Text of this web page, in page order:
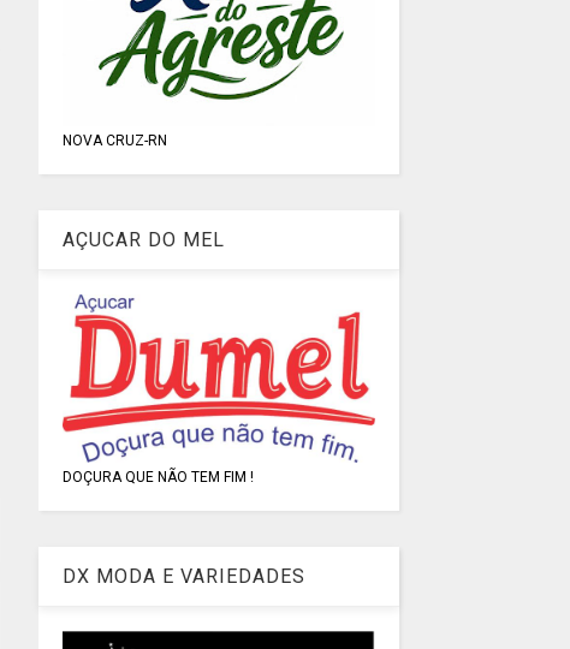
NOVA CRUZ-RN
AÇUCAR DO MEL
DOÇURA QUE NÃO TEM FIM !
DX MODA E VARIEDADES